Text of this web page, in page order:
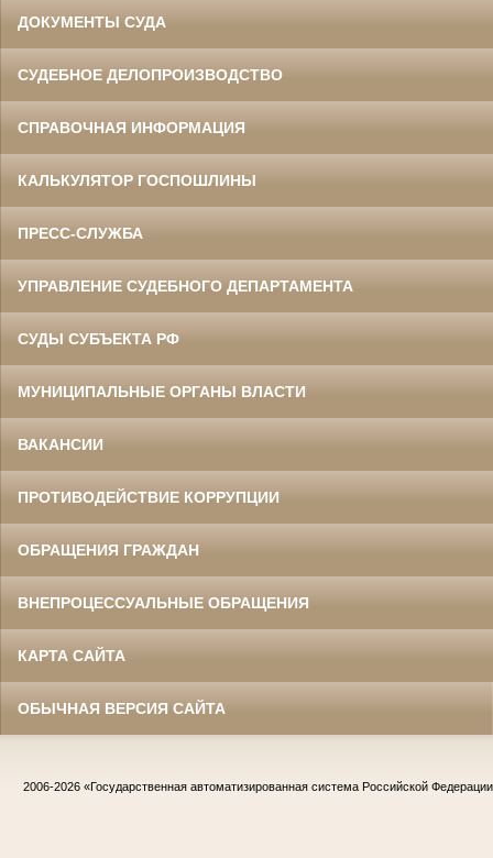
ДОКУМЕНТЫ СУДА
СУДЕБНОЕ ДЕЛОПРОИЗВОДСТВО
СПРАВОЧНАЯ ИНФОРМАЦИЯ
КАЛЬКУЛЯТОР ГОСПОШЛИНЫ
ПРЕСС-СЛУЖБА
УПРАВЛЕНИЕ СУДЕБНОГО ДЕПАРТАМЕНТА
СУДЫ СУБЪЕКТА РФ
МУНИЦИПАЛЬНЫЕ ОРГАНЫ ВЛАСТИ
ВАКАНСИИ
ПРОТИВОДЕЙСТВИЕ КОРРУПЦИИ
ОБРАЩЕНИЯ ГРАЖДАН
ВНЕПРОЦЕССУАЛЬНЫЕ ОБРАЩЕНИЯ
КАРТА САЙТА
ОБЫЧНАЯ ВЕРСИЯ САЙТА
2006-2026 «Государственная автоматизированная система Российской